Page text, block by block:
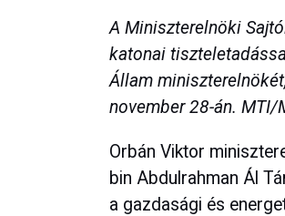
A Miniszterelnöki
katonai
Állam
november 28-án.
Orbán Viktor
bin Abdulrahman Ál
a gazdasági és